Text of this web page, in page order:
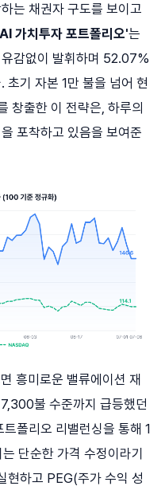
는 채권자 구도를 보이고
가치투자 포트폴리오'는
감없이 발휘하며 52.07%
초기 자본 1만 불을 넘어 현
창출한 이 전략은, 하루의
포착하고 있음을 보여준
흥미로운 밸류에이션 재
불 수준까지 급등했던
폴리오 리밸런싱을 통해 1
단순한 가격 수정이라기
현하고 PEG(주가 수익 성